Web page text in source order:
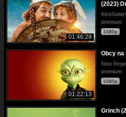
01:46:28
(2023)
KinoSwiat
premium
1080p
01:22:13
Obcy na
New
premium
1080p
Grinch